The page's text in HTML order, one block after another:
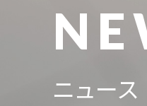
ニュース